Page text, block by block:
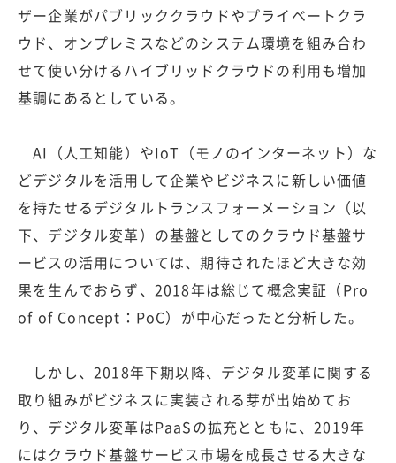
ザー企業がパブリッククラウドやプライベートクラ
ウド、オンプレミスなどのシステム環境を組み合わ
せて使い分けるハイブリッドクラウドの利用も増加
基調にあるとしている。
AI（人工知能）やIoT（モノのインターネット）な
どデジタルを活用して企業やビジネスに新しい価値
を持たせるデジタルトランスフォーメーション（以
下、デジタル変革）の基盤としてのクラウド基盤サ
ービスの活用については、期待されたほど大きな効
果を生んでおらず、2018年は総じて概念実証（Pro
of of Concept：PoC）が中心だったと分析した。
しかし、2018年下期以降、デジタル変革に関する
取り組みがビジネスに実装される芽が出始めてお
り、デジタル変革はPaaSの拡充とともに、2019年
にはクラウド基盤サービス市場を成長させる大きな